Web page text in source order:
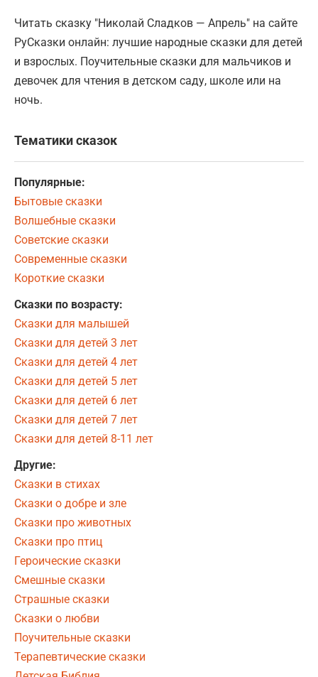
Читать сказку "Николай Сладков — Апрель" на сайте
РуСказки онлайн: лучшие народные сказки для детей
и взрослых. Поучительные сказки для мальчиков и
девочек для чтения в детском саду, школе или на
ночь.
Тематики сказок
Популярные:
Бытовые сказки
Волшебные сказки
Советские сказки
Современные сказки
Короткие сказки
Сказки по возрасту:
Сказки для малышей
Сказки для детей 3 лет
Сказки для детей 4 лет
Сказки для детей 5 лет
Сказки для детей 6 лет
Сказки для детей 7 лет
Сказки для детей 8-11 лет
Другие:
Сказки в стихах
Сказки о добре и зле
Сказки про животных
Сказки про птиц
Героические сказки
Смешные сказки
Страшные сказки
Сказки о любви
Поучительные сказки
Терапевтические сказки